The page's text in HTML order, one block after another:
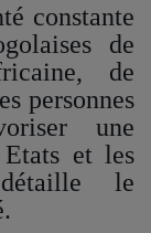
constante
de
de
personnes
une
et les
le